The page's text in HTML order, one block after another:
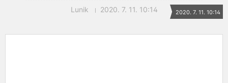
Lunik 2020. 7. 11. 10:14 2020. 7. 11. 10:14